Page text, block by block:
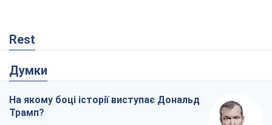
Rest
Думки
На якому боці історії виступає Дональд
Трамп?